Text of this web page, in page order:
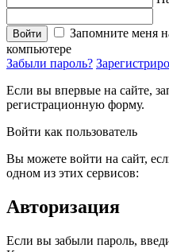
Войти
Запомните меня
компьютере
Забыли пароль?
Если вы впервые на сайте,
регистрационную форму.
Войти как пользователь
Вы можете войти на сайт,
одном из этих сервисов:
Авторизация
Если вы забыли пароль,